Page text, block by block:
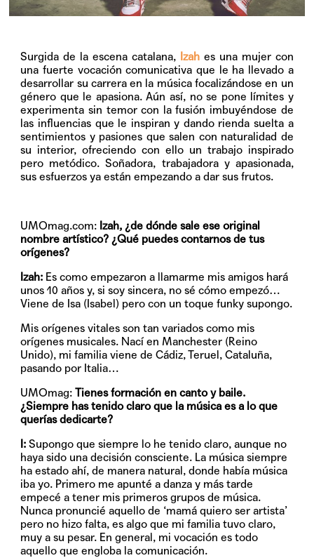
Surgida de la escena catalana, Izahes una mujer con
una fuerte vocación comunicativa que le ha llevado a
desarrollar su carrera en la música focalizándose en un
género que le apasiona. Aún así, no se pone límites y
experimenta sin temor con la fusión imbuyéndose de
las influencias que le inspiran y dando rienda suelta a
sentimientos y pasiones que salen con naturalidad de
su interior, ofreciendo con ello un trabajo inspirado
pero metódico. Soñadora, trabajadora y apasionada,
sus esfuerzos ya están empezando a dar sus frutos.
UMOmag.com: Izah, ¿de dónde sale ese original
nombre artístico? ¿Qué puedes contarnos de tus
orígenes?
Izah: Es como empezaron a llamarme mis amigos hará
unos 10 años y, si soy sincera, no sé cómo empezó…
Viene de Isa (Isabel) pero con un toque funky supongo.
Mis orígenes vitales son tan variados como mis
orígenes musicales. Nací en Manchester (Reino
Unido), mi familia viene de Cádiz, Teruel, Cataluña,
pasando por Italia…
UMOmag:Tienes formación en canto y baile.
¿Siempre has tenido claro que la música es a lo que
querías dedicarte?
I: Supongo que siempre lo he tenido claro, aunque no
haya sido una decisión consciente. La música siempre
ha estado ahí, de manera natural, donde había música
iba yo. Primero me apunté a danza y más tarde
empecé a tener mis primeros grupos de música.
Nunca pronuncié aquello de ‘mamá quiero ser artista’
pero no hizo falta, es algo que mi familia tuvo claro,
muy a su pesar. En general, mi vocación es todo
aquello que engloba la comunicación.